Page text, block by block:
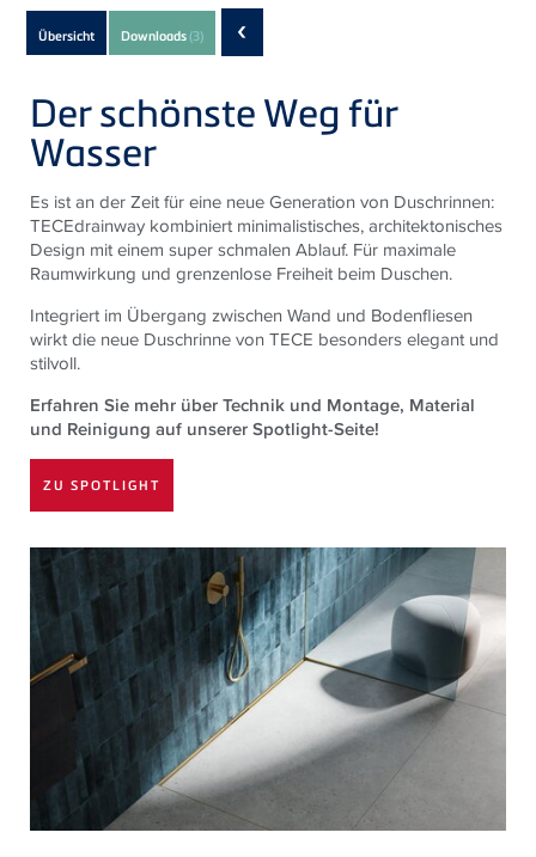
Subnavigation
of
current
Product
Übersicht Downloads(3) ‹
Der schönste Weg für
Wasser
Es ist an der Zeit für eine neue Generation von Duschrinnen:
TECEdrainway kombiniert minimalistisches, architektonisches
Design mit einem super schmalen Ablauf. Für maximale
Raumwirkung und grenzenlose Freiheit beim Duschen.
Integriert im Übergang zwischen Wand und Bodenfliesen
wirkt die neue Duschrinne vonTECE besonders elegant und
stilvoll.
Erfahren Sie mehr über Technik und Montage, Material
und Reinigung auf unserer Spotlight-Seite!
ZU SPOTLIGHT